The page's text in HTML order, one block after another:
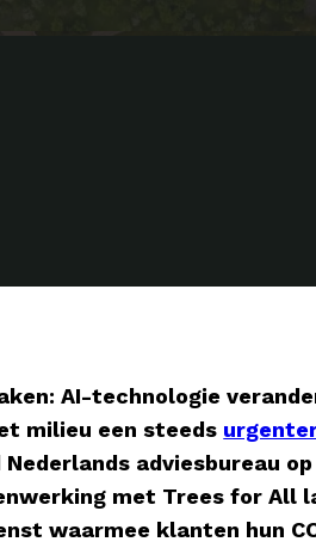
AI-technologie
milieu een steeds
adviesbureau
met Trees for All
waarmee klanten hun